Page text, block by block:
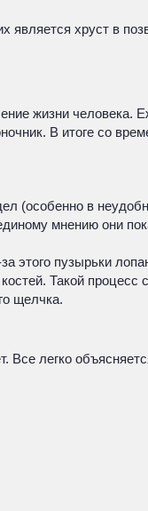
хруст в
жизни
В итоге со
(особенно в
мнению они
этого пузырьки
Такой
щелчка.
Все легко